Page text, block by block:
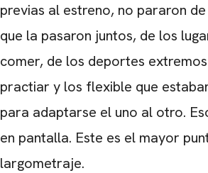
previas al estreno, no pararon
que la pasaron juntos, de los
comer, de los deportes
practiar y los flexible que
para adaptarse el uno al otro.
en pantalla. Este es el mayor
largometraje.